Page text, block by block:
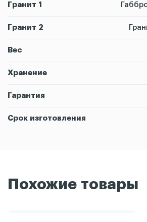
Гранит 1
Гранит 2
Вес
Хранение
Гарантия
Срок изготовления
Похожие товары